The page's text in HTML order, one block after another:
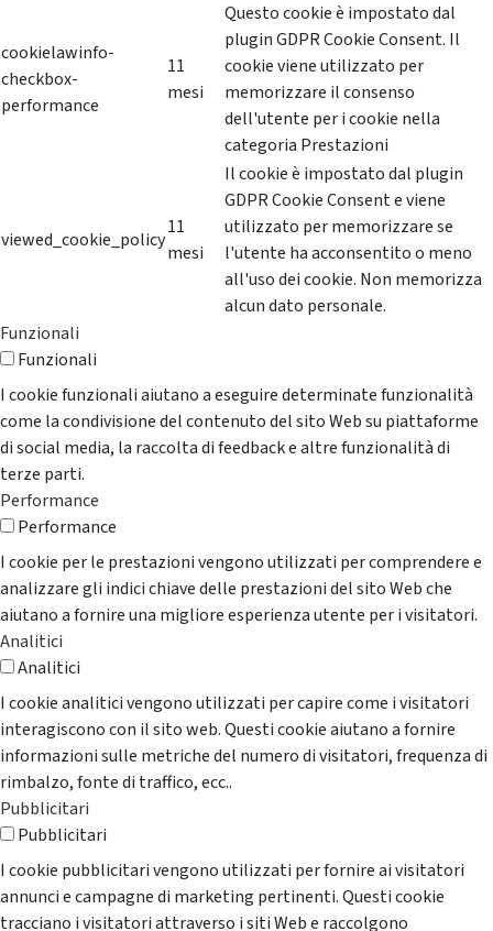
cookielawinfo-
checkbox-
performance
11
mesi
Questo cookie è impostato dal
plugin GDPR Cookie Consent. Il
cookie viene utilizzato per
memorizzare il consenso
dell'utente per i cookie nella
categoria Prestazioni
viewed_cookie_policy
11
mesi
Il cookie è impostato dal plugin
GDPR Cookie Consent e viene
utilizzato per memorizzare se
l'utente ha acconsentito o meno
all'uso dei cookie. Non memorizza
alcun dato personale.
Funzionali
Funzionali
I cookie funzionali aiutano a eseguire determinate funzionalità
come la condivisione del contenuto del sito Web su piattaforme
di social media, la raccolta di feedback e altre funzionalità di
terze parti.
Performance
Performance
I cookie per le prestazioni vengono utilizzati per comprendere e
analizzare gli indici chiave delle prestazioni del sito Web che
aiutano a fornire una migliore esperienza utente per i visitatori.
Analitici
Analitici
I cookie analitici vengono utilizzati per capire come i visitatori
interagiscono con il sito web. Questi cookie aiutano a fornire
informazioni sulle metriche del numero di visitatori, frequenza di
rimbalzo, fonte di traffico, ecc..
Pubblicitari
Pubblicitari
I cookie pubblicitari vengono utilizzati per fornire ai visitatori
annunci e campagne di marketing pertinenti. Questi cookie
tracciano i visitatori attraverso i siti Web e raccolgono